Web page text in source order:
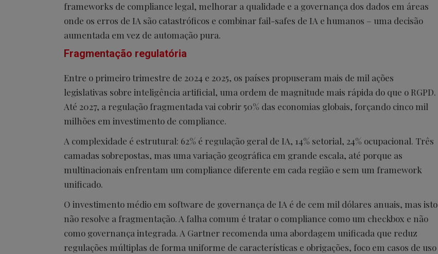
frameworks de compliance legal, melhorar a qualidade e a governança dos dados em áreas
onde os erros de IA são catastróficos e combinar fail-safes de IA e humanos – uma decisão
aumentada em vez de automação pura.
Fragmentação regulatória
Entre o primeiro trimestre de 2024 e 2025, os países propuseram mais de mil ações
legislativas sobre inteligência artificial, uma ordem de magnitude mais rápida do que o RGPD.
Até 2027, a regulação fragmentada vai cobrir 50% das economias globais, forçando cinco mil
milhões em investimento de compliance.
A complexidade é estrutural: 62% é regulação geral de IA, 14% setorial, 24% ocupacional. Três
camadas sobrepostas, mas uma variação geográfica em grande escala, até porque as
multinacionais enfrentam um compliance diferente em cada região e sem um framework
unificado.
O investimento médio em software de governança de IA é de cem mil dólares anuais, mas isto
não resolve a fragmentação. A falha comum é tratar o compliance como um checkbox e não
como governança integrada. A Gartner recomenda uma abordagem unificada que reduz
regulações múltiplas de forma uniforme de características e obrigações, foco em casos de uso